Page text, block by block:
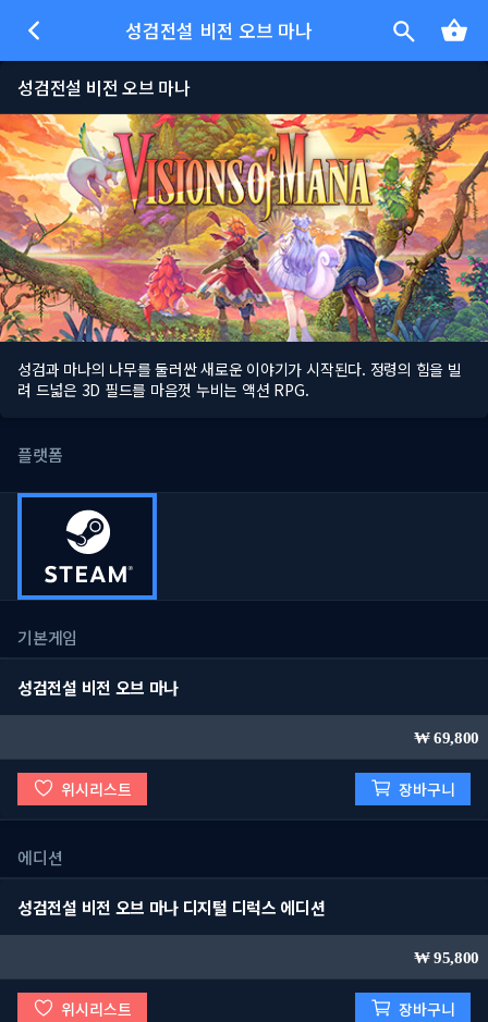
성검전설 비전 오브 마나
성검전설 비전 오브 마나
성검과 마나의 나무를 둘러싼 새로운 이야기가 시작된다. 정령의 힘을 빌
려 드넓은 3D 필드를 마음껏 누비는 액션 RPG.
플랫폼
기본게임
성검전설 비전 오브 마나
69,800
위시리스트 장바구니
에디션
성검전설 비전 오브 마나 디지털 디럭스 에디션
95,800
위시리스트 장바구니